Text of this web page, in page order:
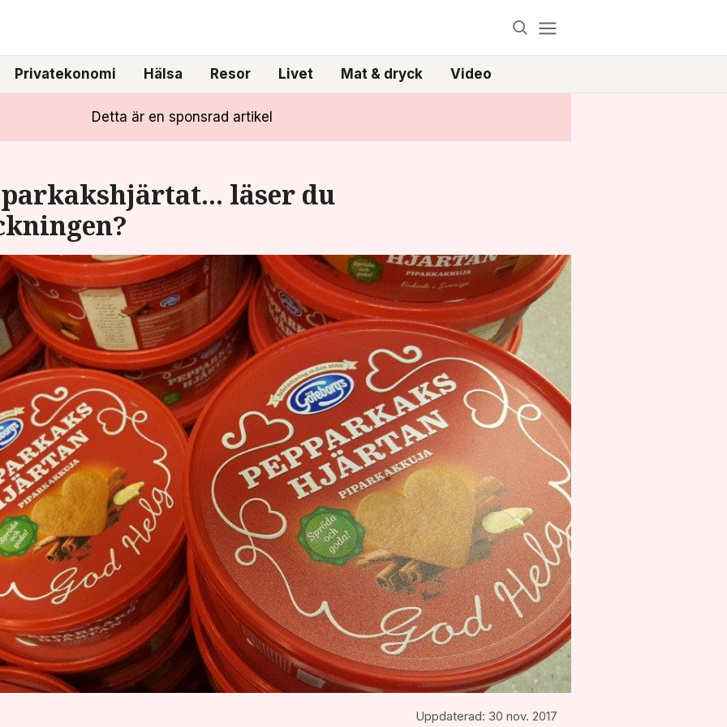
Privatekonomi Hälsa Resor Livet Mat & dryck Video
Detta är en sponsrad artikel
läser du
Uppdaterad: 30 nov. 2017